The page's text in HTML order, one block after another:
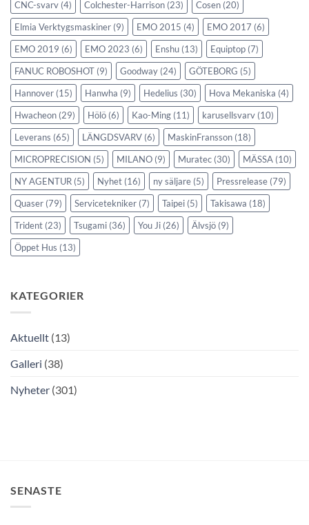
CNC-svarv (4) Colchester-Harrison (23) Cosen (20)
Elmia Verktygsmaskiner (9) EMO 2015 (4) EMO 2017 (6)
EMO 2019 (6) EMO 2023 (6) Enshu (13) Equiptop (7)
FANUC ROBOSHOT (9) Goodway (24) GÖTEBORG (5)
Hannover (15) Hanwha (9) Hedelius (30) Hova Mekaniska (4)
Hwacheon (29) Hölö (6) Kao-Ming (11) karusellsvarv (10)
Leverans (65) LÄNGDSVARV (6) MaskinFransson (18)
MICROPRECISION (5) MILANO (9) Muratec (30) MÄSSA (10)
NY AGENTUR (5) Nyhet (16) ny säljare (5) Pressrelease (79)
Quaser (79) Servicetekniker (7) Taipei (5) Takisawa (18)
Trident (23) Tsugami (36) You Ji (26) Älvsjö (9)
Öppet Hus (13)
KATEGORIER
Aktuellt (13)
Galleri (38)
Nyheter (301)
SENASTE